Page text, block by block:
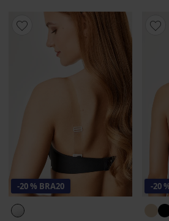
-20 % BRA20 -20